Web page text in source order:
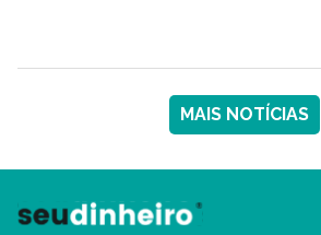
MAIS NOTÍCIAS